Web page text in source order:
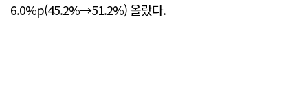
6.0%p(45.2%→51.2%) 올랐다.